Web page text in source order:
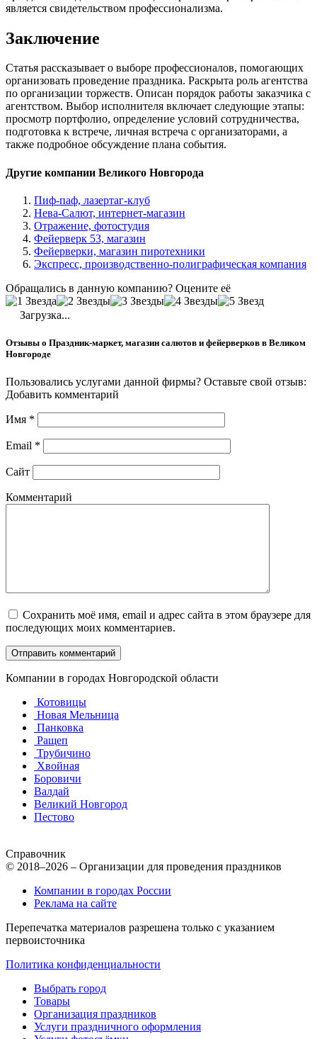
является свидетельством профессионализма.
Заключение
Статья рассказывает о выборе профессионалов, помогающих
организовать проведение праздника. Раскрыта роль агентства
по организации торжеств. Описан порядок работы заказчика с
агентством. Выбор исполнителя включает следующие этапы:
просмотр портфолио, определение условий сотрудничества,
подготовка к встрече, личная встреча с организаторами, а
также подробное обсуждение плана события.
Другие компании Великого Новгорода
Пиф-паф, лазертаг-клуб
Нева-Салют, интернет-магазин
Отражение, фотостудия
Фейерверк 53, магазин
Фейерверки, магазин пиротехники
Экспресс, производственно-полиграфическая компания
Обращались в данную компанию? Оцените её
Загрузка...
Отзывы о Праздник-маркет, магазин салютов и фейерверков в Великом
Новгороде
Пользовались услугами данной фирмы? Оставьте свой отзыв:
Добавить комментарий
Имя *
Email *
Сайт
Комментарий
Сохранить моё имя, email и адрес сайта в этом браузере для
последующих моих комментариев.
Компании в городах Новгородской области
Котовицы
Новая Мельница
Панковка
Ращеп
Трубичино
Хвойная
Боровичи
Валдай
Великий Новгород
Пестово
Справочник
© 2018–2026 – Организации для проведения праздников
Компании в городах России
Реклама на сайте
Перепечатка материалов разрешена только с указанием
первоисточника
Политика конфиденциальности
Выбрать город
Товары
Организация праздников
Услуги праздничного оформления